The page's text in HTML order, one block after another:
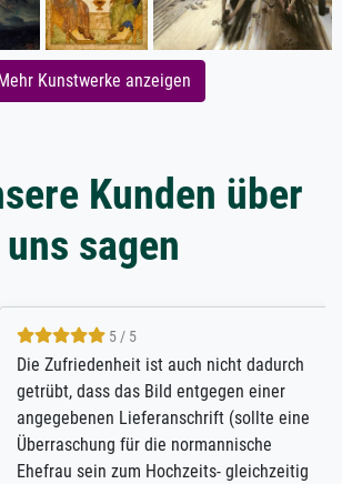
Mehr Kunstwerke anzeigen
Kunden über
uns sagen
5 / 5
ist auch nicht dadurch
das Bild entgegen einer
Lieferanschrift (sollte eine
für die normannische
sein zum Hochzeits- gleichzeitig